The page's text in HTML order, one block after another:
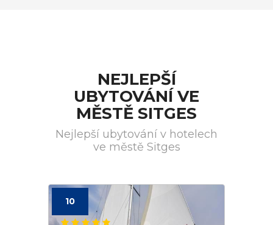
NEJLEPŠÍ
UBYTOVÁNÍ VE
MĚSTĚ SITGES
Nejlepší ubytování v hotelech
ve městě Sitges
10